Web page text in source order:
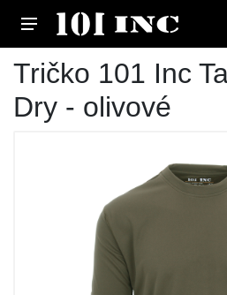
Tričko 101 Inc
Dry - olivové